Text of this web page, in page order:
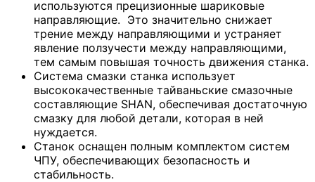
используются прецизионные шариковые
направляющие. Это значительно снижает
трение между направляющими и устраняет
явление ползучести между направляющими,
тем самым повышая точность движения станка.
Система смазки станка использует
высококачественные тайваньские смазочные
составляющие SHAN, обеспечивая достаточную
смазку для любой детали, которая в ней
нуждается.
Станок оснащен полным комплектом систем
ЧПУ, обеспечивающих безопасность и
стабильность.